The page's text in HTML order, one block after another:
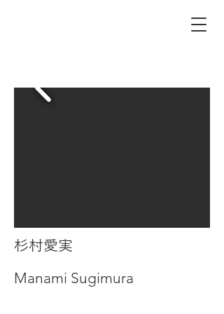
杉村愛実
Manami Sugimura